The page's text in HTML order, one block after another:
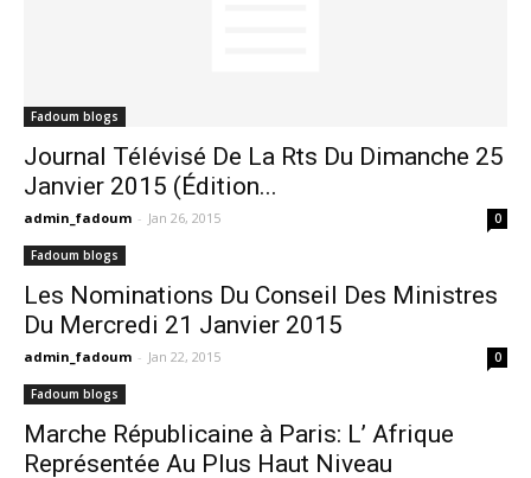
Fadoum blogs
Journal Télévisé De La Rts Du Dimanche 25
Janvier 2015 (Édition...
admin_fadoum - Jan 26, 2015 0
Fadoum blogs
Les Nominations Du Conseil Des Ministres
Du Mercredi 21 Janvier 2015
admin_fadoum - Jan 22, 2015 0
Fadoum blogs
Marche Républicaine à Paris: L’ Afrique
Représentée Au Plus Haut Niveau